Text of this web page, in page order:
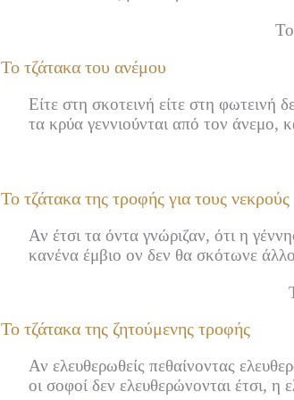
Το τζάτακα του ανέμου
Είτε στη σκοτεινή είτε στη φωτεινή
τα κρύα γεννιούνται από τον άνεμο,
Το τζάτακα της τροφής για τους νεκρούς
Αν έτσι τα όντα γνώριζαν, ότι η
κανένα έμβιο ον δεν θα σκότωνε
Το τζάτακα της ζητούμενης τροφής
Αν ελευθερωθείς πεθαίνοντας
οι σοφοί δεν ελευθερώνονται έτσι, η